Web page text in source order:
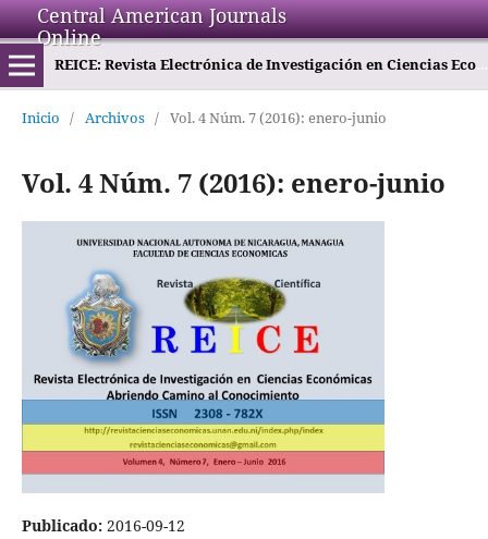
Central American Journals
Online
REICE: Revista Electrónica de Investigación en Ciencias Económicas
Inicio / Archivos / Vol. 4 Núm. 7 (2016): enero-junio
Vol. 4 Núm. 7 (2016): enero-junio
Publicado: 2016-09-12